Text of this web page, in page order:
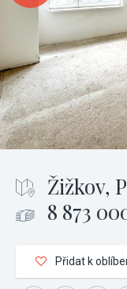
Žižkov,
8 873
Přidat k